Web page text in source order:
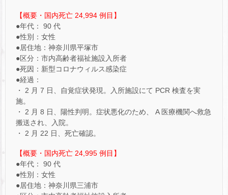
【概要・国内死亡 24,994 例目】
●年代： 90 代
●性別：女性
●居住地：神奈川県平塚市
●区分：市内高齢者福祉施設入所者
●死因：新型コロナウィルス感染症
●経過：
・ 2 月 7 日、自覚症状発現。入所施設にて PCR 検査を実
施。
・ 2 月 8 日、陽性判明。症状悪化のため、 A 医療機関へ救急
搬送され、入院。
・ 2 月 22 日、死亡確認。
【概要・国内死亡 24,995 例目】
●年代： 90 代
●性別：女性
●居住地：神奈川県三浦市